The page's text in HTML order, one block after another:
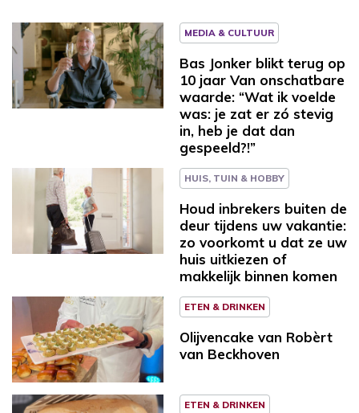
MEDIA & CULTUUR
Bas Jonker blikt terug op
10 jaar Van onschatbare
waarde: “Wat ik voelde
was: je zat er zó stevig
in, heb je dat dan
gespeeld?!”
HUIS, TUIN & HOBBY
Houd inbrekers buiten de
deur tijdens uw vakantie:
zo voorkomt u dat ze uw
huis uitkiezen of
makkelijk binnen komen
ETEN & DRINKEN
Olijvencake van Robèrt
van Beckhoven
ETEN & DRINKEN